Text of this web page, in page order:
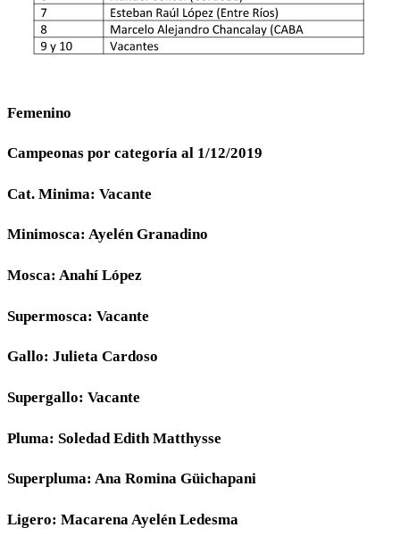
Femenino
Campeonas por categoría al 1/12/2019
Cat. Minima: Vacante
Minimosca: Ayelén Granadino
Mosca: Anahí López
Supermosca: Vacante
Gallo: Julieta Cardoso
Supergallo: Vacante
Pluma: Soledad Edith Matthysse
Superpluma: Ana Romina Güichapani
Ligero: Macarena Ayelén Ledesma